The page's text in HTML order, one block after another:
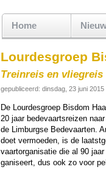
Home
Lourdesgroep
Treinreis en
gepubliceerd: dinsdag, 23 juni 2015
De Lourdes­groep Bisdom
20 jaar bede­vaarts­reizen
de Limburgse Bede­vaarten.
doet vermoe­den, is de
vaart­organi­satie die al 90
ga­ni­seert, dus ook zo voor